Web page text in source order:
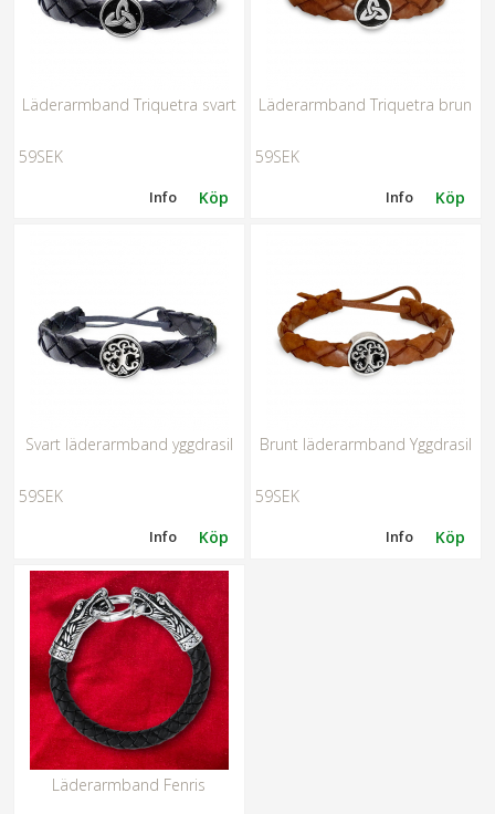
Läderarmband Triquetra svart
59SEK
Köp
Info
Läderarmband Triquetra brun
59SEK
Köp
Info
Svart läderarmband yggdrasil
59SEK
Köp
Info
Brunt läderarmband Yggdrasil
59SEK
Köp
Info
Läderarmband Fenris